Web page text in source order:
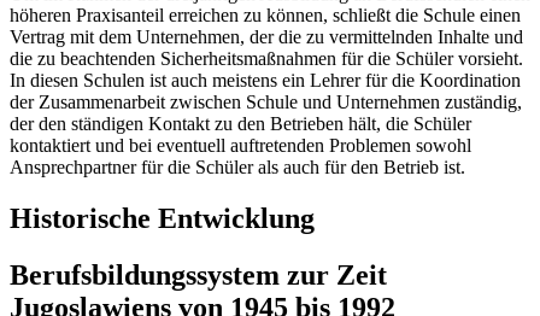
höheren Praxisanteil erreichen zu können, schließt die Schule einen
Vertrag mit dem Unternehmen, der die zu vermittelnden Inhalte und
die zu beachtenden Sicherheitsmaßnahmen für die Schüler vorsieht.
In diesen Schulen ist auch meistens ein Lehrer für die Koordination
der Zusammenarbeit zwischen Schule und Unternehmen zuständig,
der den ständigen Kontakt zu den Betrieben hält, die Schüler
kontaktiert und bei eventuell auftretenden Problemen sowohl
Ansprechpartner für die Schüler als auch für den Betrieb ist.
Historische Entwicklung
Berufsbildungssystem zur Zeit
Jugoslawiens von 1945 bis 1992